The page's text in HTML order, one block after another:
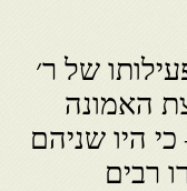
של ר׳
האמונה
היו שניהם
רבים